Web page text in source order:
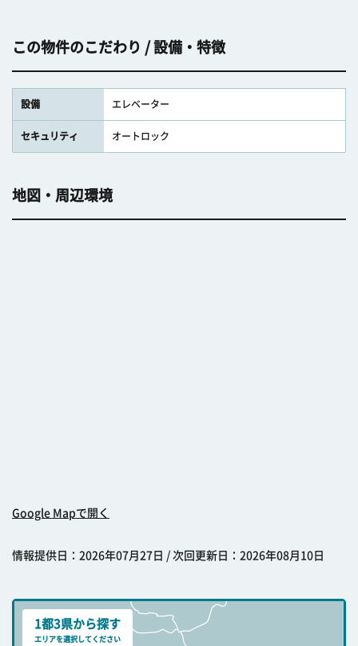
この物件のこだわり / 設備・特徴
設備 エレベーター
セキュリティ オートロック
地図・周辺環境
Google Mapで開く
情報提供日：2026年07月27日 / 次回更新日：2026年08月10日
1都3県から探す
エリアを選択してください